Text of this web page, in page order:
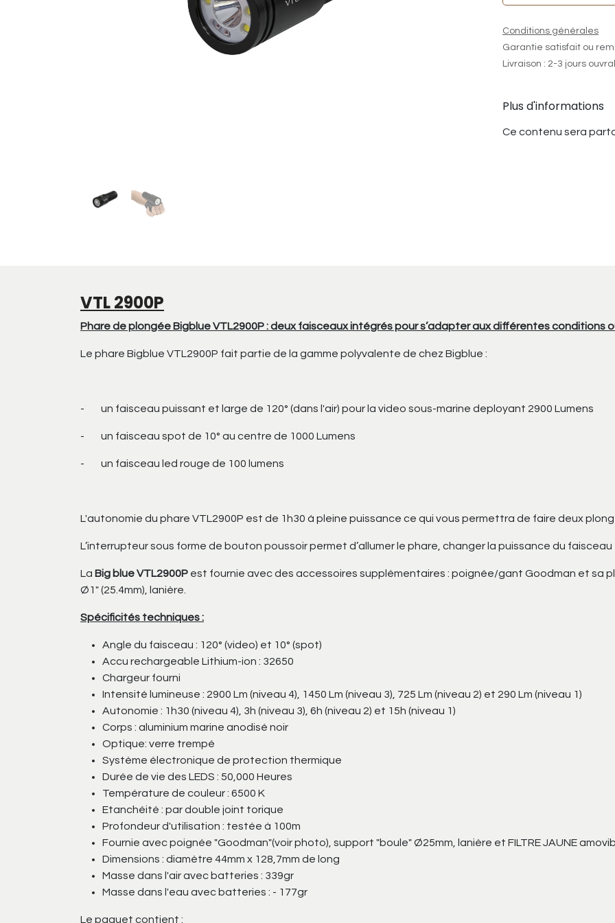
Conditions générales
Garantie satisfait ou
Livraison : 2-3 jours
Plus d'informations
Ce contenu sera
VTL 2900P
Phare de plongée Bigblue VTL2900P : deux faisceaux intégrés pour s’adapter aux différentes conditions
Le phare Bigblue VTL2900P fait partie de la gamme polyvalente de chez Bigblue :
- un faisceau puissant et large de 120° (dans l'air) pour la video sous-marine deployant 2900 Lumens
- un faisceau spot de 10° au centre de 1000 Lumens
- un faisceau led rouge de 100 lumens
L'autonomie du phare VTL2900P est de 1h30 à pleine puissance ce qui vous permettra de faire deux
L’interrupteur sous forme de bouton poussoir permet d’allumer le phare, changer la puissance du
La Big blue VTL2900P est fournie avec des accessoires supplémentaires : poignée/gant Goodman et sa
Ø1" (25.4mm), lanière.
Spécificités techniques :
Angle du faisceau : 120° (video) et 10° (spot)
Accu rechargeable Lithium-ion : 32650
Chargeur fourni
Intensité lumineuse : 2900 Lm (niveau 4), 1450 Lm (niveau 3), 725 Lm (niveau 2) et 290 Lm (niveau 1)
Autonomie : 1h30 (niveau 4), 3h (niveau 3), 6h (niveau 2) et 15h (niveau 1)
Corps : aluminium marine anodisé noir
Optique: verre trempé
Système électronique de protection thermique
Durée de vie des LEDS : 50,000 Heures
Température de couleur : 6500 K
Etanchéité : par double joint torique
Profondeur d'utilisation : testée à 100m
Fournie avec poignée "Goodman"(voir photo), support "boule" Ø25mm, lanière et FILTRE JAUNE
Dimensions : diamètre 44mm x 128,7mm de long
Masse dans l'air avec batteries : 339gr
Masse dans l'eau avec batteries : - 177gr
Le paquet contient :